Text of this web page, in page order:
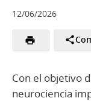
12/06/2026
Con el objetivo
neurociencia